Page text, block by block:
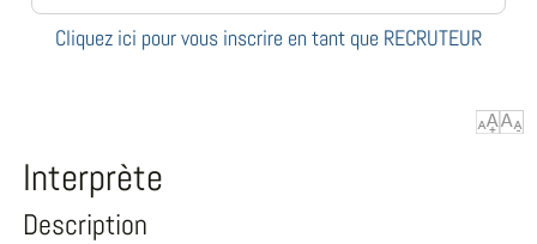
Cliquez ici pour vous inscrire en tant que RECRUTEUR
Interprète
Description